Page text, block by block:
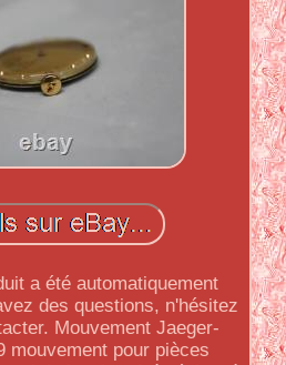
a été automatiquement
des questions, n'hésitez
Mouvement Jaeger-
mouvement pour pièces